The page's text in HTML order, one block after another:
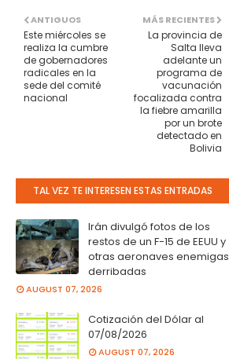
MÁS RECIENTES
La provincia de
Salta lleva
adelante un
programa de
vacunación
focalizada contra
la fiebre amarilla
por un brote
detectado en
Bolivia
ANTIGUOS
Este miércoles se
realiza la cumbre
de gobernadores
radicales en la
sede del comité
nacional
TAL VEZ TE INTERESEN ESTAS ENTRADAS
Irán divulgó fotos de los
restos de un F-15 de EEUU y
otras aeronaves enemigas
derribadas
AUGUST 07, 2026
Cotización del Dólar al
07/08/2026
AUGUST 07, 2026